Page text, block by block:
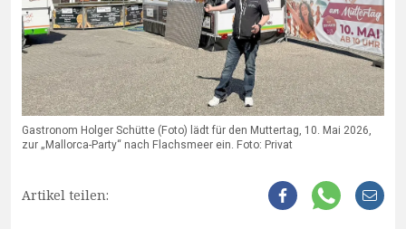
Gastronom Holger Schütte (Foto) lädt für den Muttertag, 10. Mai 2026,
zur „Mallorca-Party“ nach Flachsmeer ein. Foto: Privat
Artikel teilen: